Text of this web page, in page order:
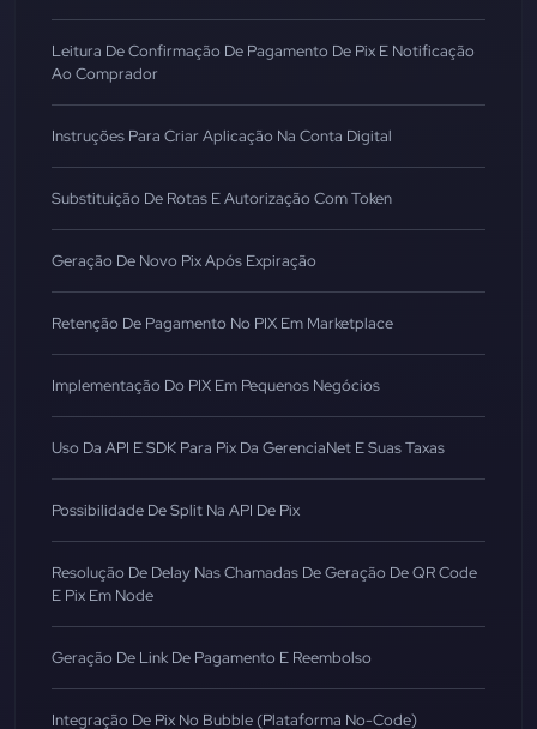
Leitura De Confirmação De Pagamento De Pix E Notificação
Ao Comprador
Instruções Para Criar Aplicação Na Conta Digital
Substituição De Rotas E Autorização Com Token
Geração De Novo Pix Após Expiração
Retenção De Pagamento No PIX Em Marketplace
Implementação Do PIX Em Pequenos Negócios
Uso Da API E SDK Para Pix Da GerenciaNet E Suas Taxas
Possibilidade De Split Na API De Pix
Resolução De Delay Nas Chamadas De Geração De QR Code
E Pix Em Node
Geração De Link De Pagamento E Reembolso
Integração De Pix No Bubble (Plataforma No-Code)